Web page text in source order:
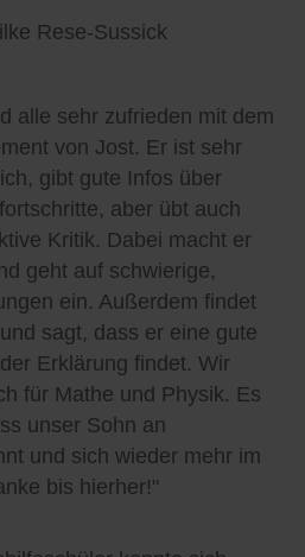
Rese-Sussick
alle sehr zufrieden mit dem
von Jost. Er ist sehr
gibt gute Infos über
aber übt auch
Kritik. Dabei macht er
geht auf schwierige,
ein. Außerdem findet
sagt, dass er eine gute
Erklärung findet. Wir
für Mathe und Physik. Es
unser Sohn an
und sich wieder mehr im
bis hierher!"